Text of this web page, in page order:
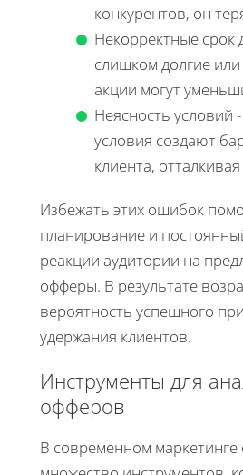
конкурентов, он
Некорректные срок
слишком долгие
акции могут
Неясность условий
условия создают
клиента, отталкивая
Избежать этих ошибок
планирование и
реакции аудитории на
офферы. В результате
вероятность успешного
удержания клиентов.
Инструменты для
офферов
В современном маркетинге